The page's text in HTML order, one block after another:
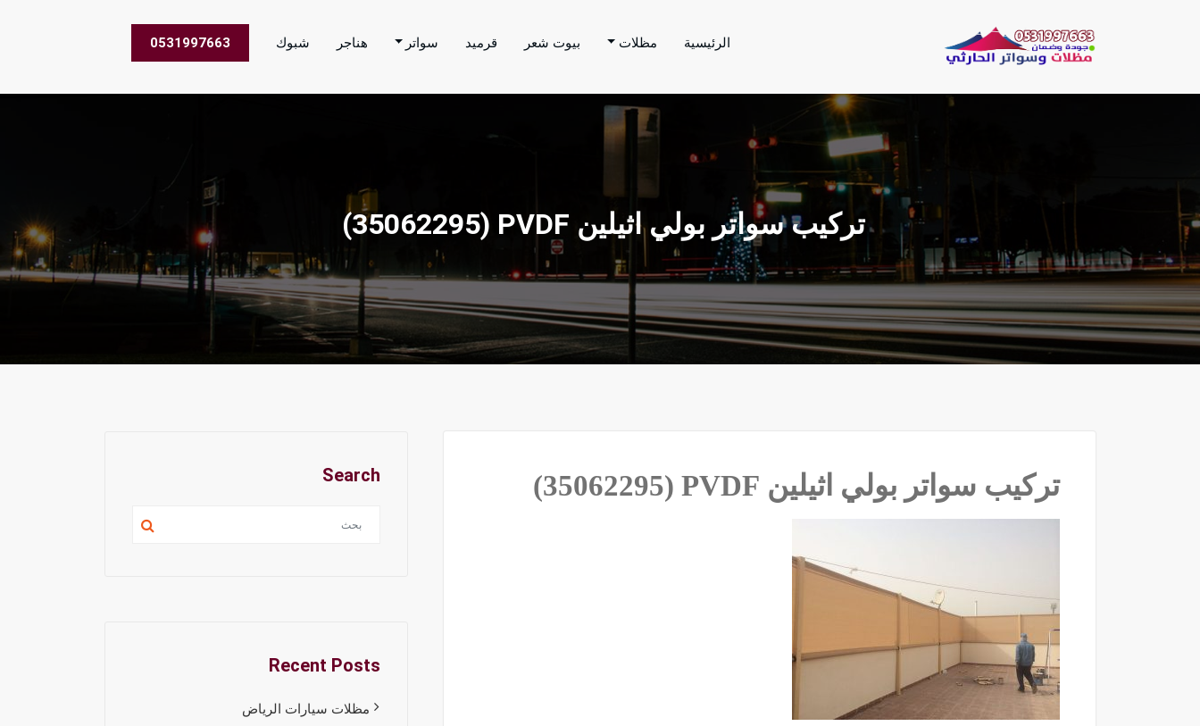
مظلات الحارثي نقوم بتنفيذ اعمال المظلات والسواتر والهناجر وغيرها من الاعمال في جميع مناطق المملكة العربية السعودية
الرئيسية مظلات بيوت شعر قرميد سواتر هناجر شبوك 0531997663
تركيب سواتر بولي اثيلين PVDF ‫(35062295)‬ ‫‬
تركيب سواتر بولي اثيلين PVDF ‫(35062295)‬ ‫‬ Search
Recent Posts
مظلات سيارات الرياض